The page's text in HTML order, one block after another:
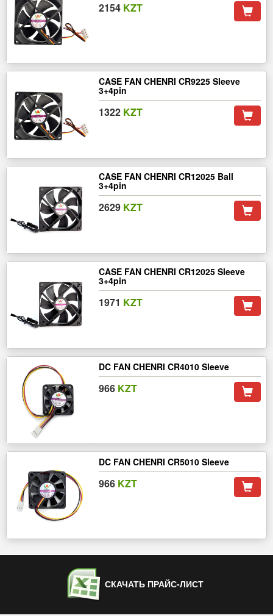
2154 KZT
CASE FAN CHENRI CR9225 Sleeve
3+4pin
1322 KZT
CASE FAN CHENRI CR12025 Ball
3+4pin
2629 KZT
CASE FAN CHENRI CR12025 Sleeve
3+4pin
1971 KZT
DC FAN CHENRI CR4010 Sleeve
966 KZT
DC FAN CHENRI CR5010 Sleeve
966 KZT
СКАЧАТЬ ПРАЙС-ЛИСТ